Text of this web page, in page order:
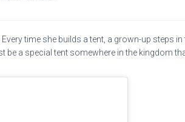
time she builds a tent, a grown-up steps
a special tent somewhere in the kingdom